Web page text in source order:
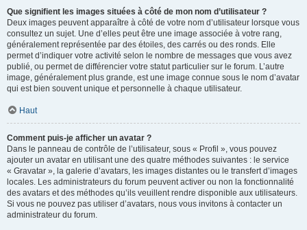
Que signifient les images situées à côté de mon nom d’utilisateur ?
Deux images peuvent apparaître à côté de votre nom d’utilisateur lorsque vous
consultez un sujet. Une d’elles peut être une image associée à votre rang,
généralement représentée par des étoiles, des carrés ou des ronds. Elle
permet d’indiquer votre activité selon le nombre de messages que vous avez
publié, ou permet de différencier votre statut particulier sur le forum. L’autre
image, généralement plus grande, est une image connue sous le nom d’avatar
qui est bien souvent unique et personnelle à chaque utilisateur.
Haut
Comment puis-je afficher un avatar ?
Dans le panneau de contrôle de l’utilisateur, sous « Profil », vous pouvez
ajouter un avatar en utilisant une des quatre méthodes suivantes : le service
« Gravatar », la galerie d’avatars, les images distantes ou le transfert d’images
locales. Les administrateurs du forum peuvent activer ou non la fonctionnalité
des avatars et des méthodes qu’ils veuillent rendre disponible aux utilisateurs.
Si vous ne pouvez pas utiliser d’avatars, nous vous invitons à contacter un
administrateur du forum.